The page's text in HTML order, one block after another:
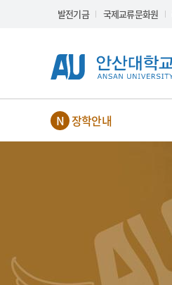
Skip Menu
발전기금 국제교류문화원
NEW장학안내